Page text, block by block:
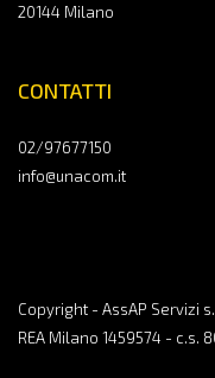
20144 Milano
CONTATTI
02/97677150
info@unacom.it
Copyright - AssAP Servizi
REA Milano 1459574 - c.s.